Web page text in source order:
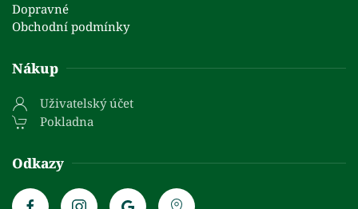
Dopravné
Obchodní podmínky
Nákup
Uživatelský účet
Pokladna
Odkazy